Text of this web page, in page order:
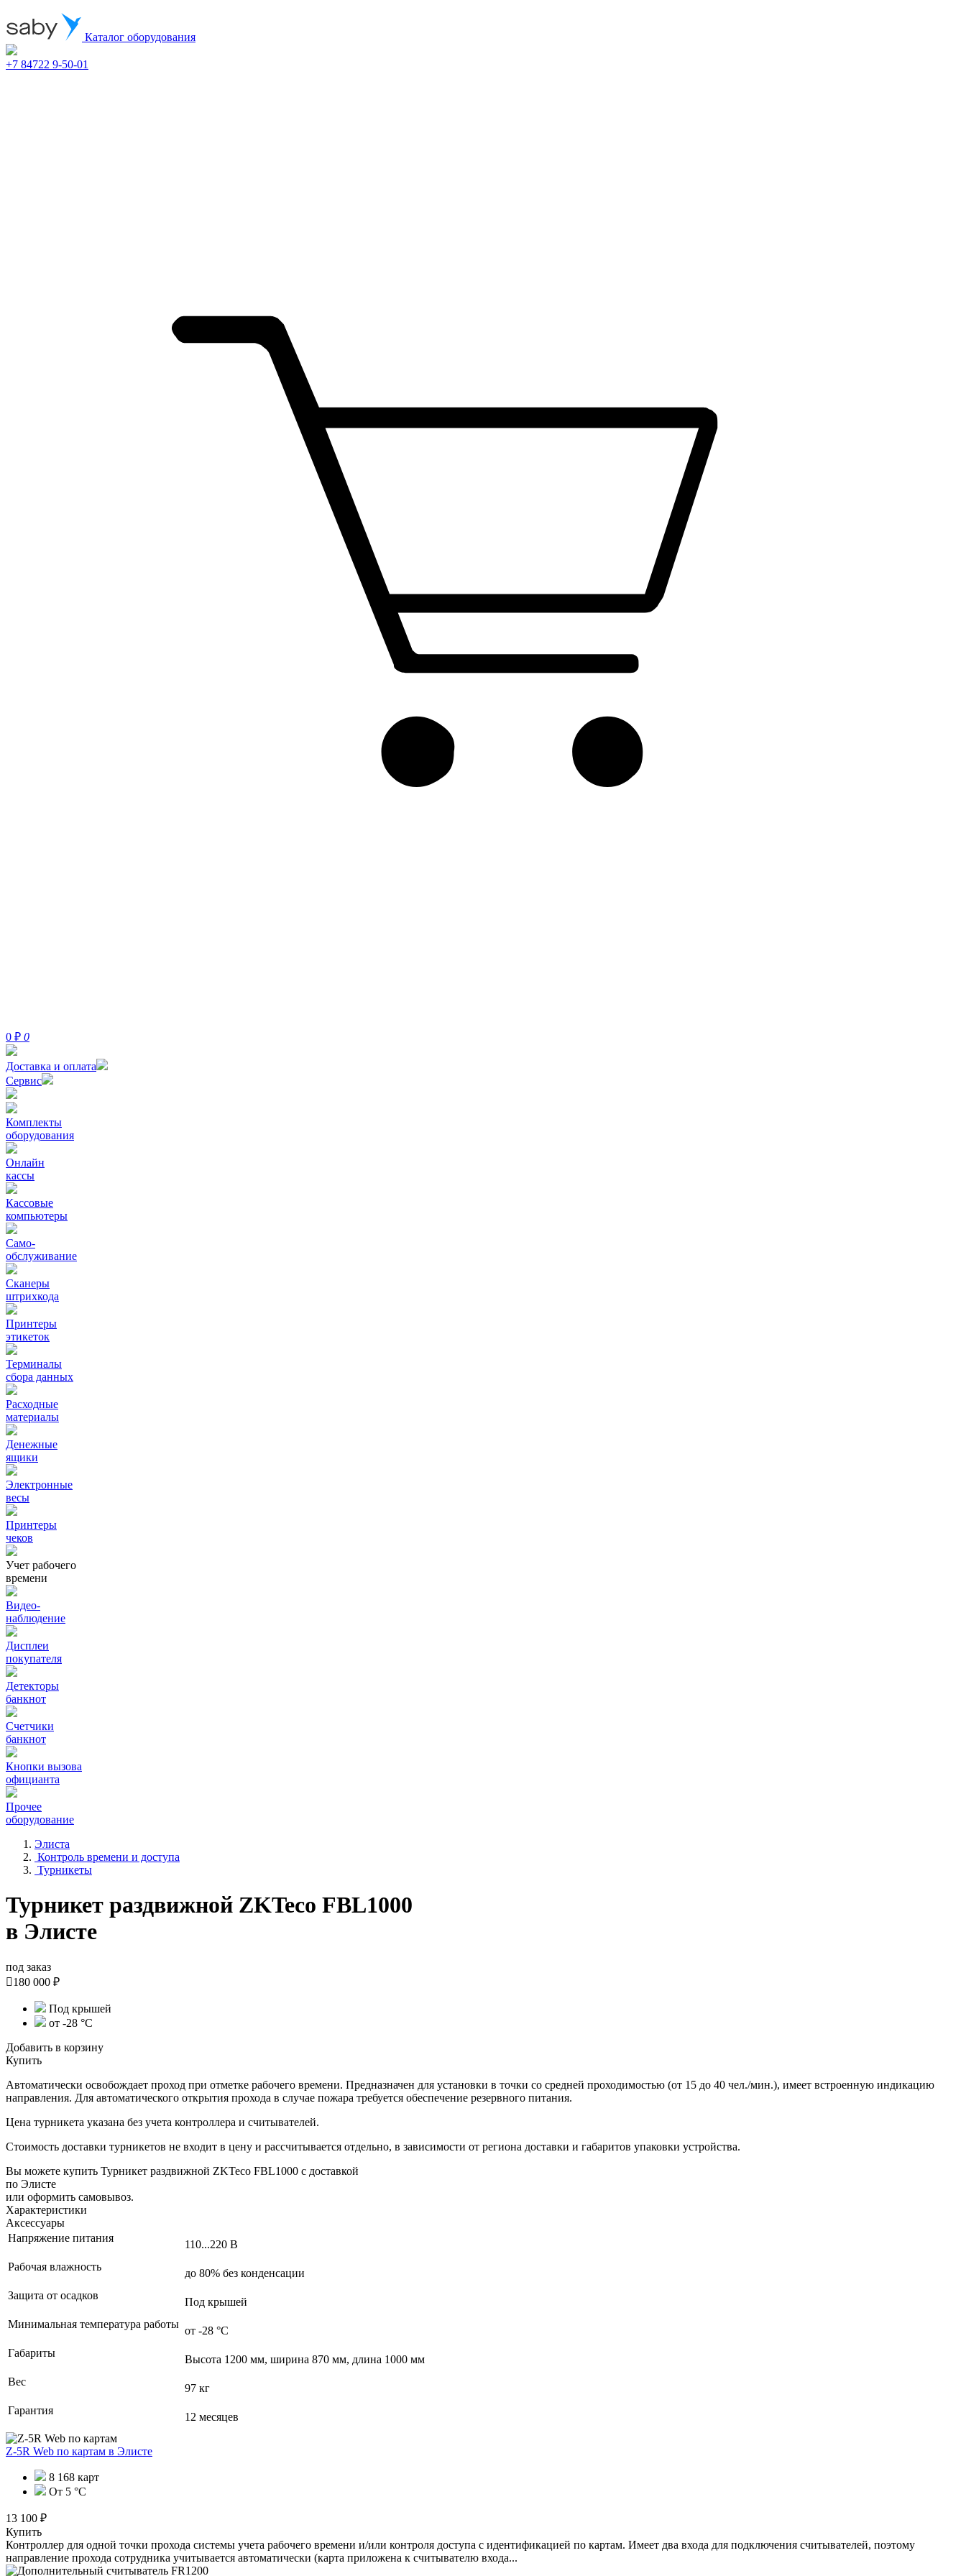
Каталог оборудования
+7 84722 9-50-01
0 ₽ 0
Доставка и оплата
Сервис
Комплекты
оборудования
Онлайн
кассы
Кассовые
компьютеры
Само-
обслуживание
Сканеры
штрихкода
Принтеры
этикеток
Терминалы
сбора данных
Расходные
материалы
Денежные
ящики
Электронные
весы
Принтеры
чеков
Учет рабочего
времени
Видео‑
наблюдение
Дисплеи
покупателя
Детекторы
банкнот
Счетчики
банкнот
Кнопки вызова
официанта
Прочее
оборудование
Элиста
Контроль времени и доступа
Турникеты
Турникет раздвижной ZKTeco FBL1000
в Элисте
под заказ
180 000 ₽
Под крышей
от -28 °C
Добавить в корзину
Купить
Автоматически освобождает проход при отметке рабочего времени. Предназначен для установки в точки со средней проходимостью (от 15 до 40 чел./мин.), имеет встроенную индикацию
направления. Для автоматического открытия прохода в случае пожара требуется обеспечение резервного питания.
Цена турникета указана без учета контроллера и считывателей.
Стоимость доставки турникетов не входит в цену и рассчитывается отдельно, в зависимости от региона доставки и габаритов упаковки устройства.
Вы можете купить Турникет раздвижной ZKTeco FBL1000 с доставкой
по Элисте
или оформить самовывоз.
Характеристики
Аксессуары
Напряжение питания
110...220 В
Рабочая влажность
до 80% без конденсации
Защита от осадков
Под крышей
Минимальная температура работы
от -28 °C
Габариты
Высота 1200 мм, ширина 870 мм, длина 1000 мм
Вес
97 кг
Гарантия
12 месяцев
Z-5R Web по картам в Элисте
8 168 карт
От 5 °С
13 100 ₽
Купить
Контроллер для одной точки прохода системы учета рабочего времени и/или контроля доступа с идентификацией по картам. Имеет два входа для подключения считывателей, поэтому
направление прохода сотрудника учитывается автоматически (карта приложена к считывателю входа...